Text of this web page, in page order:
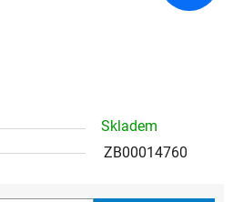
Skladem
ZB00014760